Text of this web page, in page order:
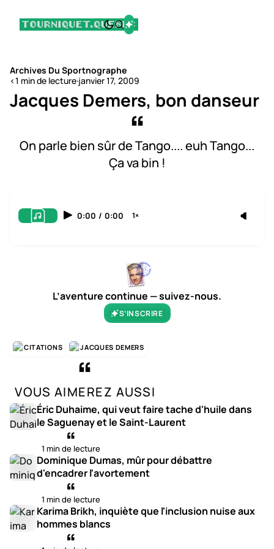
Archives Du Sportnographe
<1 min de lecture·janvier 17, 2009
Jacques Demers, bon danseur
On parle bien sûr de Tango.... euh Tango...
Ça va bin !
0:00 / 0:00 1×
L’aventure continue — suivez-nous.
S’INSCRIRE
CITATIONS JACQUES DEMERS
VOUS AIMEREZ AUSSI
Éric Duhaime, qui veut faire tache d'huile dans
le Saguenay et le Saint-Laurent
1 min de lecture
Dominique Dumas, mûr pour débattre
d'encadrer l'avortement
1 min de lecture
Karima Brikh, inquiète que l'inclusion nuise aux
hommes blancs